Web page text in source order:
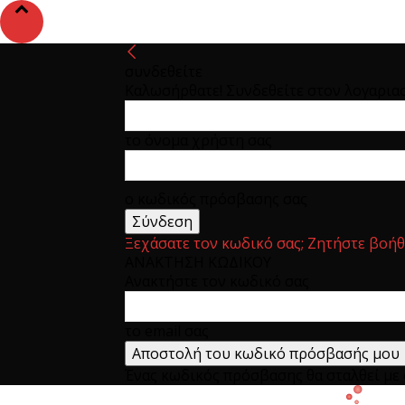
Ξεχάσατε τον κωδικό σας; Ζητήστε